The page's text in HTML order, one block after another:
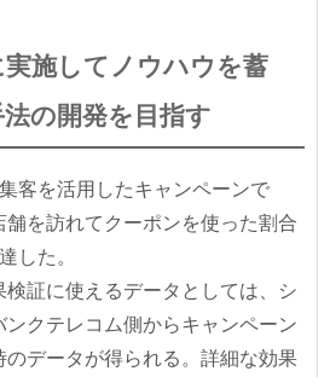
施してノウハウを蓄
の開発を目指す
客を活用したキャンペーンで
を訪れてクーポンを使った割合
した。
証に使えるデータとしては、シ
ンクテレコム側からキャンペーン
のデータが得られる。詳細な効果